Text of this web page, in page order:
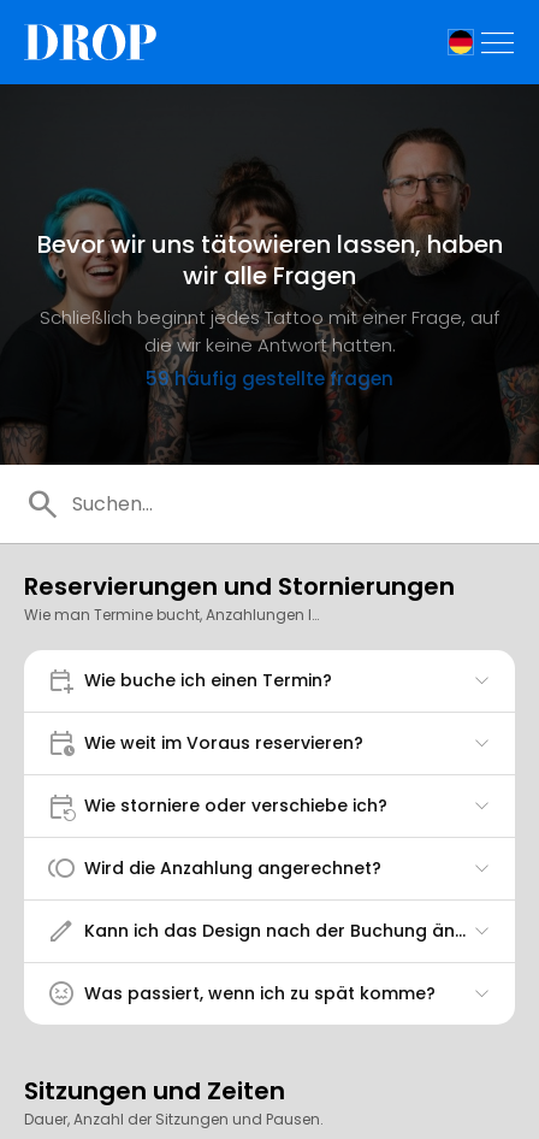
Bevor wir uns tätowieren lassen, haben
wir alle Fragen
Schließlich beginnt jedes Tattoo mit einer Frage, auf
die wir keine Antwort hatten.
59 häufig gestellte fragen
Reservierungen und Stornierungen
Wie man Termine bucht, Anzahlungen leistet und storniert.
calendar_add_on Wie buche ich einen Termin?
calendar_clock Wie weit im Voraus reservieren?
event_repeat Wie storniere oder verschiebe ich?
toll Wird die Anzahlung angerechnet?
edit Kann ich das Design nach der Buchung ändern?
sentiment_stressed Was passiert, wenn ich zu spät komme?
Sitzungen und Zeiten
Dauer, Anzahl der Sitzungen und Pausen.